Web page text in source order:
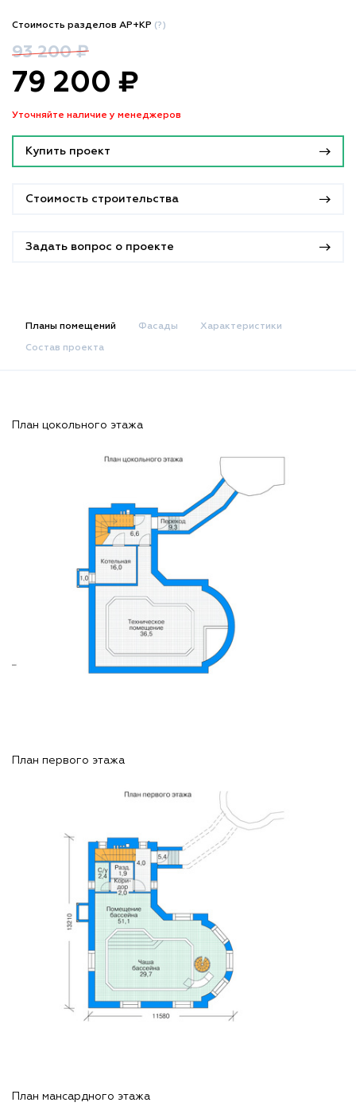
Стоимость разделов АР+КР (?)
93 200 ₽
79 200 ₽
Уточняйте наличие у менеджеров
Купить проект
Стоимость строительства
Задать вопрос о проекте
Планы помещений Фасады Характеристики
Состав проекта
План цокольного этажа
План первого этажа
План мансардного этажа